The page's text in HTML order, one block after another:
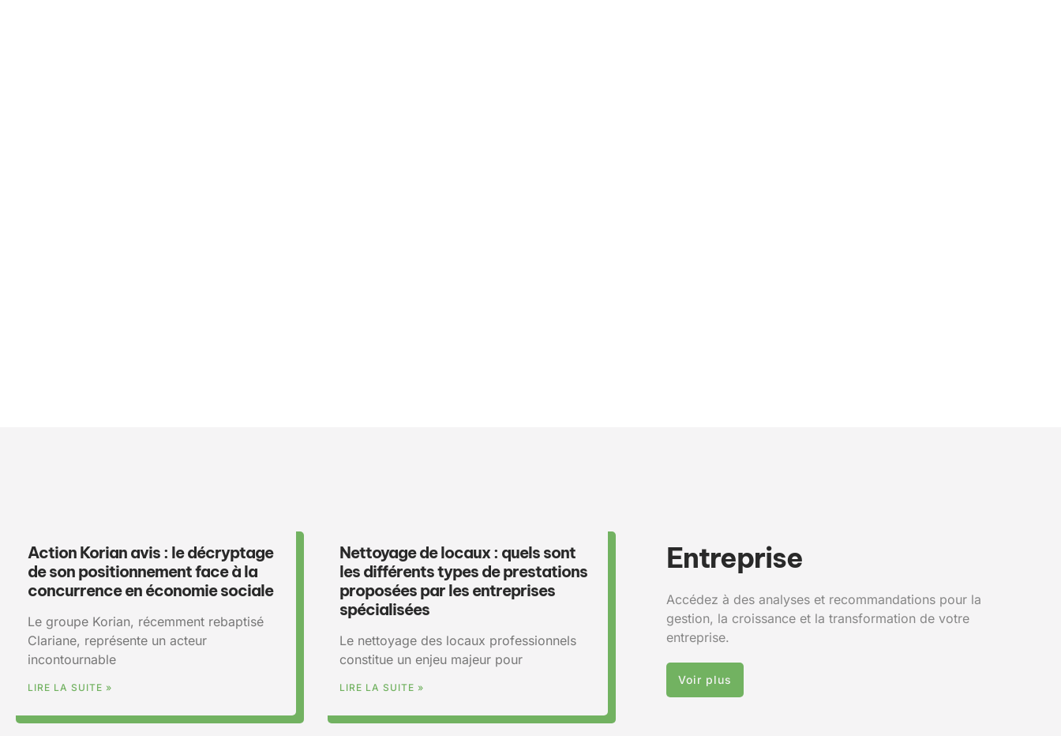
Action Korian avis : le décryptage
de son positionnement face à la
concurrence en économie sociale
Le groupe Korian, récemment rebaptisé
Clariane, représente un acteur
incontournable
LIRE LA SUITE »
Nettoyage de locaux : quels sont
les différents types de prestations
proposées par les entreprises
spécialisées
Le nettoyage des locaux professionnels
constitue un enjeu majeur pour
LIRE LA SUITE »
Entreprise
Accédez à des analyses et recommandations pour la
gestion, la croissance et la transformation de votre
entreprise.
Voir plus